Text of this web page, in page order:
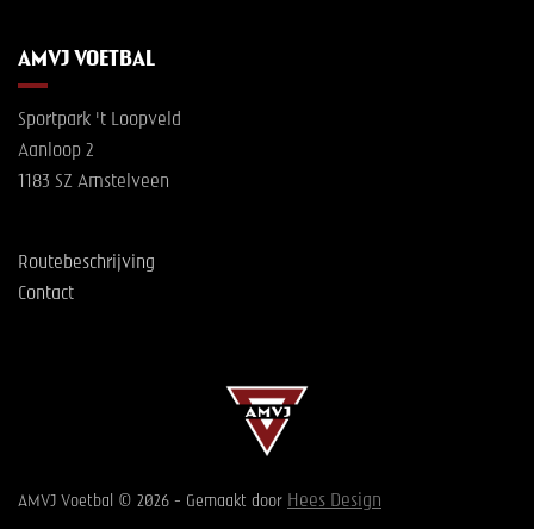
AMVJ VOETBAL
Sportpark 't Loopveld
Aanloop 2
1183 SZ Amstelveen
Routebeschrijving
Contact
AMVJ Voetbal © 2026 - Gemaakt door Hees Design